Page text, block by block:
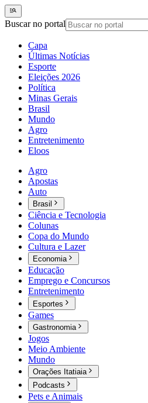
Buscar no portal
Capa
Últimas Notícias
Esporte
Eleições 2026
Política
Minas Gerais
Brasil
Mundo
Agro
Entretenimento
Eloos
Agro
Apostas
Auto
Brasil
Ciência e Tecnologia
Colunas
Copa do Mundo
Cultura e Lazer
Economia
Educação
Emprego e Concursos
Entretenimento
Esportes
Games
Gastronomia
Jogos
Meio Ambiente
Mundo
Orações Itatiaia
Podcasts
Pets e Animais